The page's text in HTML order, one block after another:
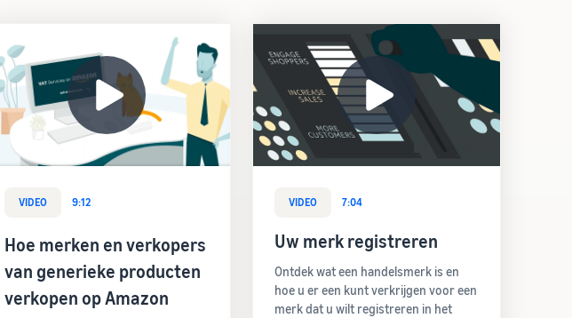
VIDEO 9:12
Hoe merken en verkopers
van generieke producten
verkopen op Amazon
VIDEO 7:04
Uw merk registreren
Ontdek wat een handelsmerk is en
hoe u er een kunt verkrijgen voor een
merk dat u wilt registreren in het